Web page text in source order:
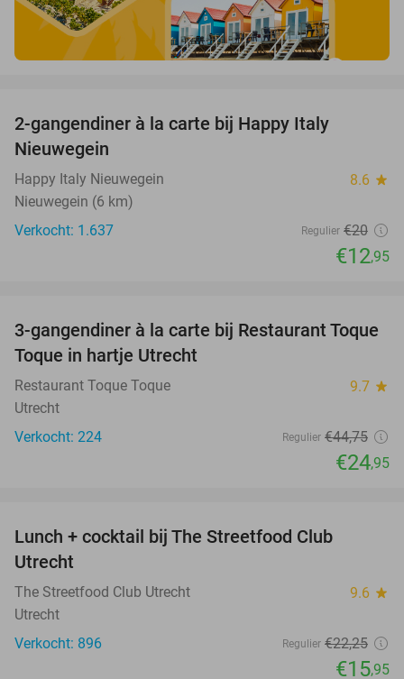
2-gangendiner à la carte bij Happy Italy
Nieuwegein
Happy Italy Nieuwegein 8.6 star
Nieuwegein (6 km)
Verkocht: 1.637
Regulier €20
€12,95
44%
3-gangendiner à la carte bij Restaurant Toque
Toque in hartje Utrecht
Restaurant Toque Toque 9.7 star
Utrecht
Verkocht: 224
Regulier €44,75
€24,95
Lunch + cocktail bij The Streetfood Club
Utrecht
The Streetfood Club Utrecht 9.6 star
Utrecht
Verkocht: 896
Regulier €22,25
€15,95